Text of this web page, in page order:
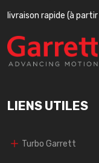
livraison rapide (à
LIENS UTILES
Turbo Garrett